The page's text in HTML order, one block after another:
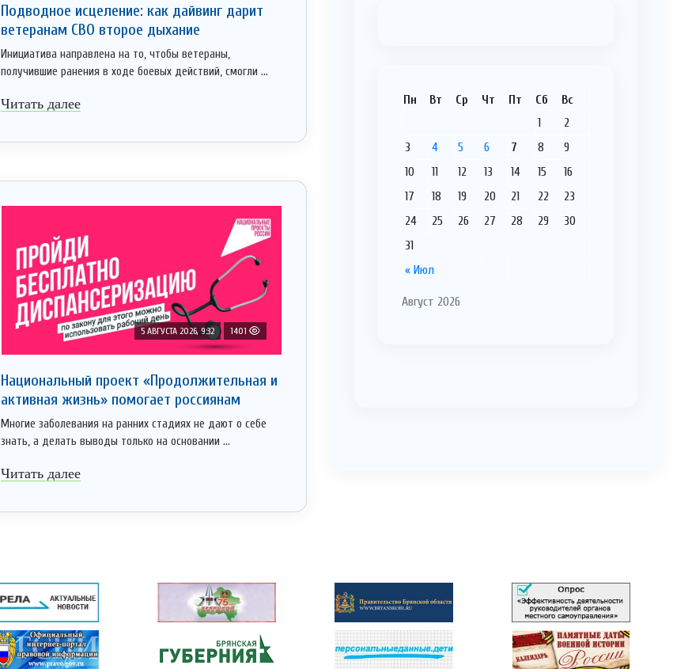
Подводное исцеление: как дайвинг дарит
ветеранам СВО второе дыхание
Инициатива направлена на то, чтобы ветераны,
получившие ранения в ходе боевых действий, смогли ...
Читать далее
5 АВГУСТА 2026, 9:32 1401
Национальный проект «Продолжительная и
активная жизнь» помогает россиянам
Многие заболевания на ранних стадиях не дают о себе
знать, а делать выводы только на основании ...
Читать далее
Август 2026
Пн Вт Ср Чт Пт Сб Вс
« Июл
1
2
3
4 5 6 7 8
9
10
11 12 13 14 15
16
17
18 19 20 21 22
23
24
25 26 27 28 29
30
31